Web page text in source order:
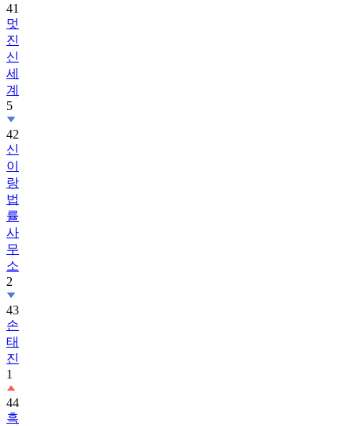
41
멋
진
신
세
계
5
42
신
이
랑
법
률
사
무
소
2
43
손
태
진
1
44
흑